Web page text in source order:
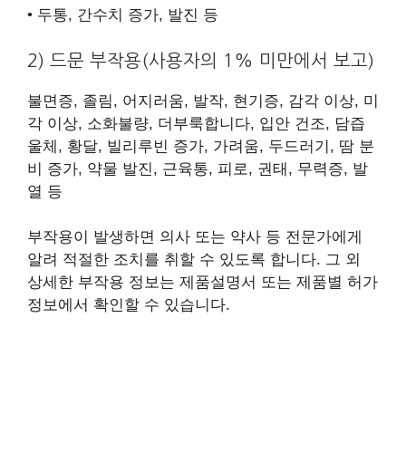
• 두통, 간수치 증가, 발진 등
2) 드문 부작용(사용자의 1% 미만에서 보고)
불면증, 졸림, 어지러움, 발작, 현기증, 감각 이상, 미
각 이상, 소화불량, 더부룩합니다, 입안 건조, 담즙
울체, 황달, 빌리루빈 증가, 가려움, 두드러기, 땀 분
비 증가, 약물 발진, 근육통, 피로, 권태, 무력증, 발
열 등
부작용이 발생하면 의사 또는 약사 등 전문가에게
알려 적절한 조치를 취할 수 있도록 합니다. 그 외
상세한 부작용 정보는 제품설명서 또는 제품별 허가
정보에서 확인할 수 있습니다.